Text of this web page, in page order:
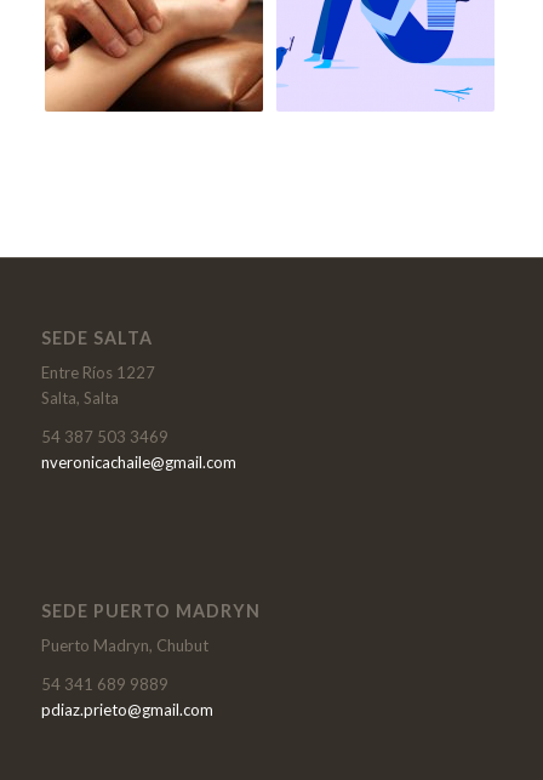
SEDE SALTA
Entre Ríos 1227
Salta, Salta
54 387 503 3469
nveronicachaile@gmail.com
SEDE PUERTO MADRYN
Puerto Madryn, Chubut
54 341 689 9889
pdiaz.prieto@gmail.com